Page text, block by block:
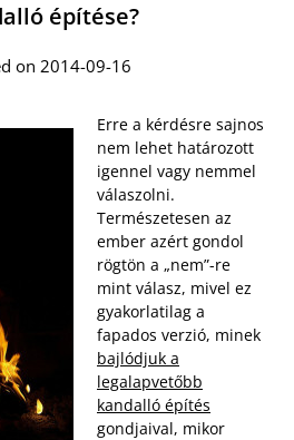
építése?
on 2014-09-16
Erre a kérdésre sajnos
nem lehet határozott
igennel vagy nemmel
válaszolni.
Természetesen az
ember azért gondol
rögtön a „nem”-re
mint válasz, mivel ez
gyakorlatilag a
fapados verzió, minek
bajlódjuk a
legalapvetőbb
kandalló építés
gondjaival, mikor